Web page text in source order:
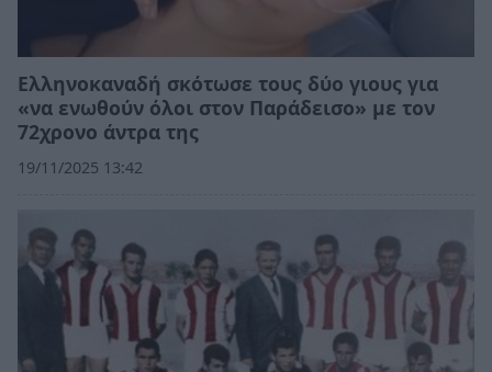
Ελληνοκαναδή σκότωσε τους δύο γιους για
«να ενωθούν όλοι στον Παράδεισο» με τον
72χρονο άντρα της
19/11/2025 13:42